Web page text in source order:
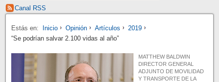
Canal RSS
Estás en: Inicio Opinión Artículos
2019
“Se podrían salvar 2.100 vidas al año”
MATTHEW BALDWIN
DIRECTOR GENERAL
ADJUNTO DE MOVILIDAD
Y TRANSPORTE DE LA